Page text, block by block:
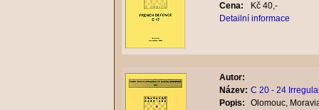
Cena:
Kč 40,-
Detailní informace
Autor:
Název: C 20 - 24
Popis:
Olomouc,